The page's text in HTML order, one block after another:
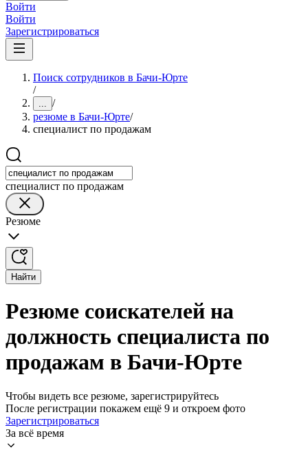
Войти
Войти
Зарегистрироваться
Поиск сотрудников в Бачи-Юрте
/
... /
резюме в Бачи-Юрте/
специалист по продажам
специалист по продажам
Резюме
Найти
Резюме соискателей на
должность специалиста по
продажам в Бачи-Юрте
Чтобы видеть все резюме, зарегистрируйтесь
После регистрации покажем ещё 9 и откроем фото
Зарегистрироваться
За всё время